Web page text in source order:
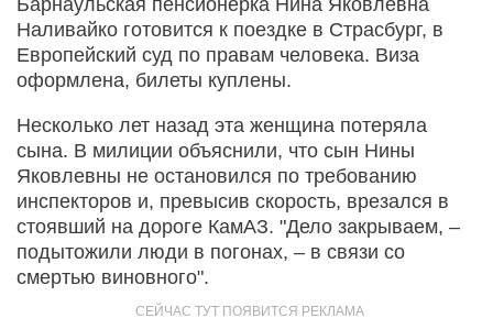
Наливайко готовится к поездке в Страсбург, в
Европейский суд по правам человека. Виза
оформлена, билеты куплены.
Несколько лет назад эта женщина потеряла
сына. В милиции объяснили, что сын Нины
Яковлевны не остановился по требованию
инспекторов и, превысив скорость, врезался в
стоявший на дороге КамАЗ. "Дело закрываем, –
подытожили люди в погонах, – в связи со
смертью виновного".